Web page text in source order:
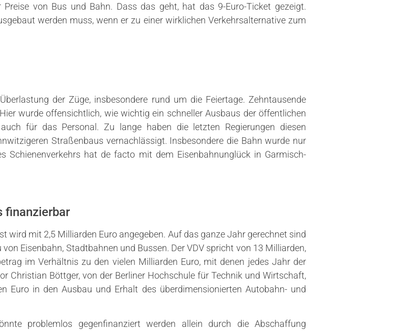
von Bus und Bahn. Dass das geht, hat das 9-Euro-Ticket gezeigt.
werden muss, wenn er zu einer wirklichen Verkehrsalternative zum
der Züge, insbesondere rund um die Feiertage. Zehntausende
wurde offensichtlich, wie wichtig ein schneller Ausbaus der öffentlichen
für das Personal. Zu lange haben die letzten Regierungen diesen
Straßenbaus vernachlässigt. Insbesondere die Bahn wurde nur
Schienenverkehrs hat de facto mit dem Eisenbahnunglück in Garmisch-
finanzierbar
wird mit 2,5 Milliarden Euro angegeben. Auf das ganze Jahr gerechnet sind
Eisenbahn, Stadtbahnen und Bussen. Der VDV spricht von 13 Milliarden,
im Verhältnis zu den vielen Milliarden Euro, mit denen jedes Jahr der
Christian Böttger, von der Berliner Hochschule für Technik und Wirtschaft,
Euro in den Ausbau und Erhalt des überdimensionierten Autobahn- und
problemlos gegenfinanziert werden allein durch die Abschaffung